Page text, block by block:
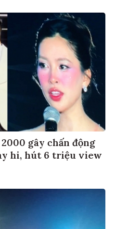
gây chấn động
hi, hút 6 triệu view